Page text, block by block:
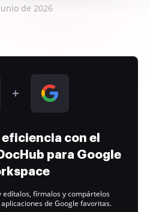
de 2026
con el
para Google
edítalos, fírmalos y compártelos
de Google favoritas.